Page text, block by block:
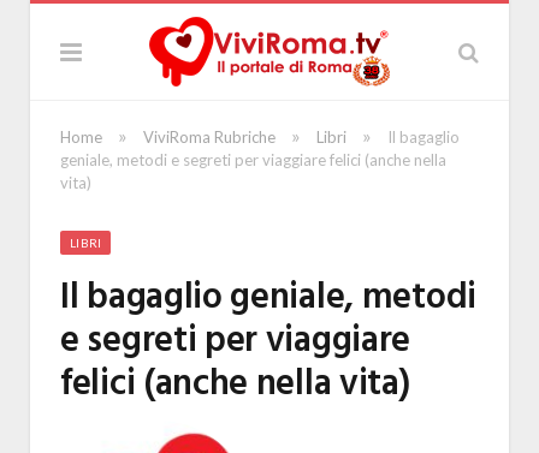
Home » ViviRoma Rubriche » Libri »
Il bagaglio
geniale, metodi e segreti per viaggiare felici (anche nella
vita)
LIBRI
Il bagaglio geniale, metodi
e segreti per viaggiare
felici (anche nella vita)